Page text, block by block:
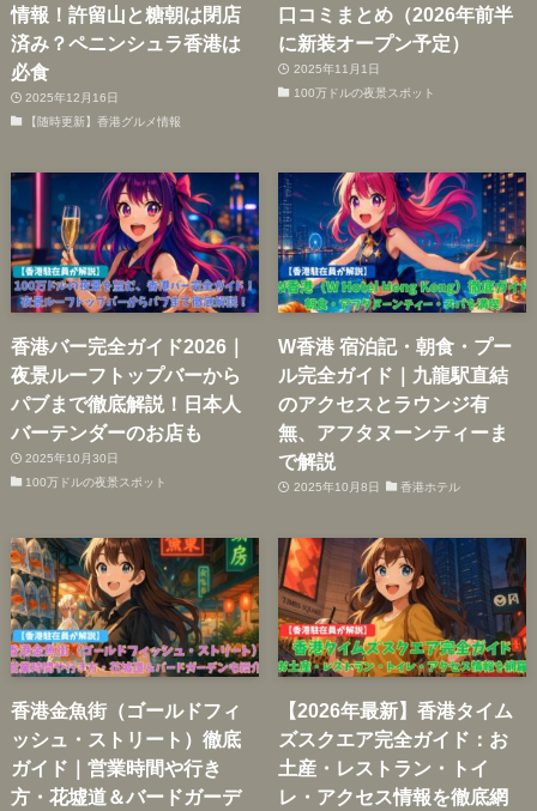
情報！許留山と糖朝は閉店
済み？ペニンシュラ香港は
必食
2025年12月16日
【随時更新】香港グルメ情報
口コミまとめ（2026年前半
に新装オープン予定）
2025年11月1日
100万ドルの夜景スポット
香港バー完全ガイド2026｜
夜景ルーフトップバーから
パブまで徹底解説！日本人
バーテンダーのお店も
2025年10月30日
100万ドルの夜景スポット
W香港 宿泊記・朝食・プー
ル完全ガイド｜九龍駅直結
のアクセスとラウンジ有
無、アフタヌーンティーま
で解説
2025年10月8日 香港ホテル
香港金魚街（ゴールドフィ
ッシュ・ストリート）徹底
ガイド｜営業時間や行き
方・花墟道＆バードガーデ
【2026年最新】香港タイム
ズスクエア完全ガイド：お
土産・レストラン・トイ
レ・アクセス情報を徹底網